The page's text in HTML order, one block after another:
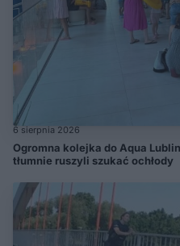
6 sierpnia 2026
Ogromna kolejka do Aqua
tłumnie ruszyli szukać ochłody